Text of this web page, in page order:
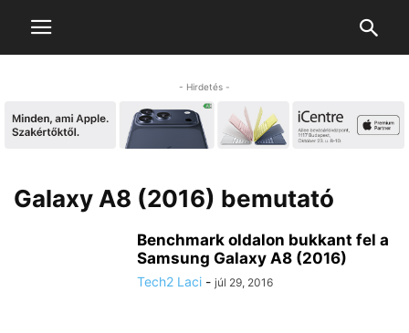
- Hirdetés -
Galaxy A8 (2016) bemutató
Benchmark oldalon bukkant fel a
Samsung Galaxy A8 (2016)
Tech2 Laci - júl 29, 2016